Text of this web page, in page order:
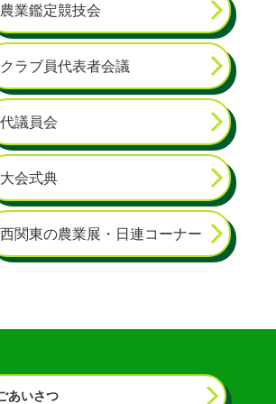
農業鑑定競技会
クラブ員代表者会議
代議員会
大会式典
西関東の農業展・日連コーナー
あいさつ